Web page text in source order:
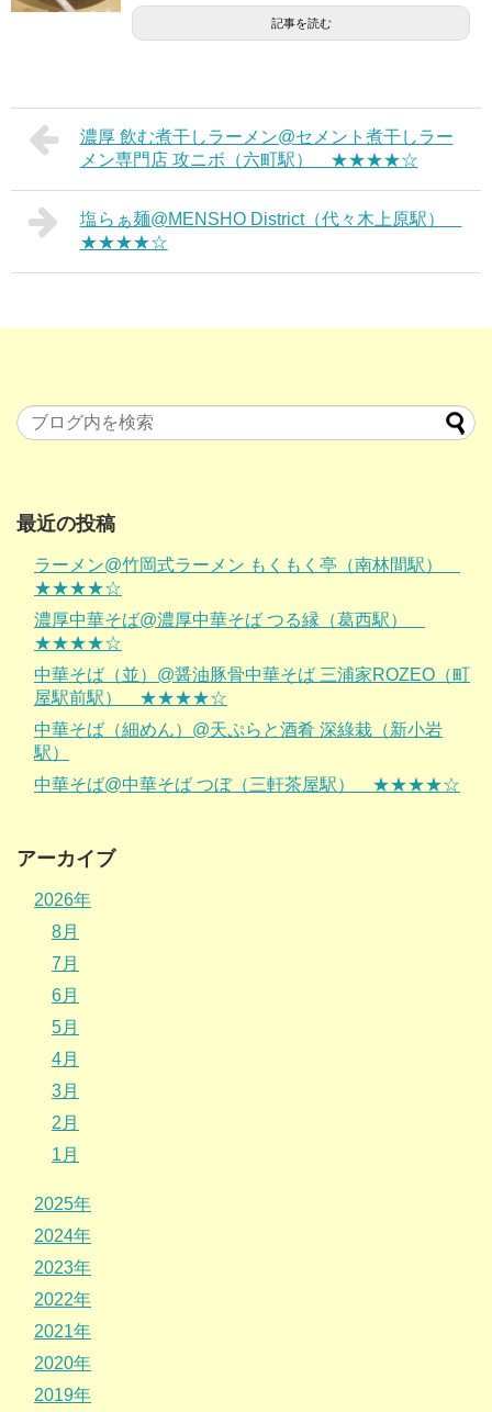
記事を読む
濃厚 飲む煮干しラーメン@セメント煮干しラー
メン専門店 攻ニボ（六町駅） ★★★★☆
塩らぁ麺@MENSHO District（代々木上原駅）
★★★★☆
最近の投稿
ラーメン@竹岡式ラーメン もくもく亭（南林間駅）
★★★★☆
濃厚中華そば@濃厚中華そば つる縁（葛西駅）
★★★★☆
中華そば（並）@醤油豚骨中華そば 三浦家ROZEO（町
屋駅前駅） ★★★★☆
中華そば（細めん）@天ぷらと酒肴 深綠栽（新小岩
駅）
中華そば@中華そば つぼ（三軒茶屋駅） ★★★★☆
アーカイブ
2026年
8月
7月
6月
5月
4月
3月
2月
1月
2025年
2024年
2023年
2022年
2021年
2020年
2019年